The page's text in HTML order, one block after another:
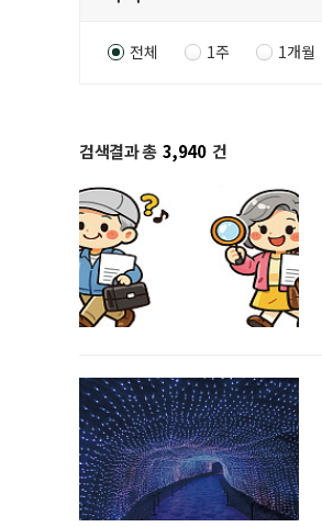
전체 1주 1개월
검색결과 총 3,940 건